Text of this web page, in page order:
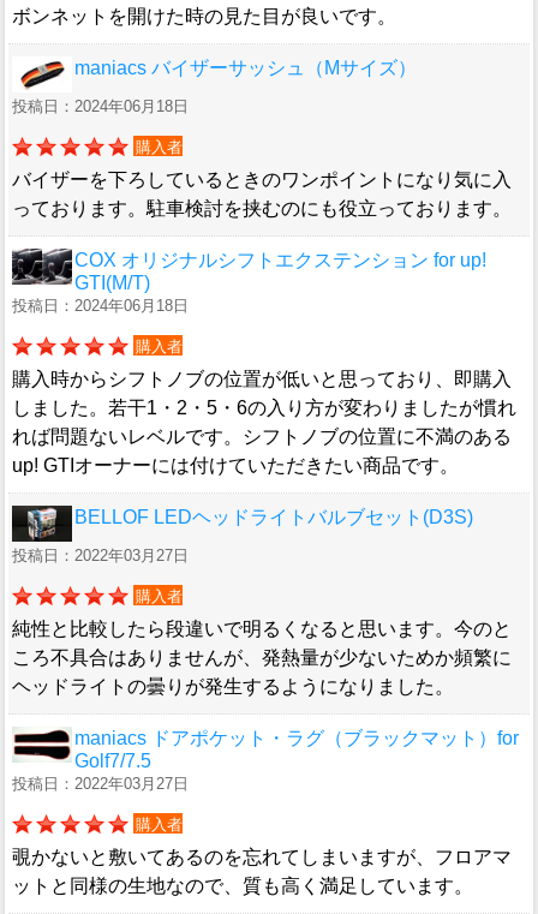
ボンネットを開けた時の見た目が良いです。
maniacs バイザーサッシュ（Mサイズ）
投稿日：2024年06月18日
購入者
バイザーを下ろしているときのワンポイントになり気に入
っております。駐車検討を挟むのにも役立っております。
COX オリジナルシフトエクステンション for up!
GTI(M/T)
投稿日：2024年06月18日
購入者
購入時からシフトノブの位置が低いと思っており、即購入
しました。若干1・2・5・6の入り方が変わりましたが慣れ
れば問題ないレベルです。シフトノブの位置に不満のある
up! GTIオーナーには付けていただきたい商品です。
BELLOF LEDヘッドライトバルブセット(D3S)
投稿日：2022年03月27日
購入者
純性と比較したら段違いで明るくなると思います。今のと
ころ不具合はありませんが、発熱量が少ないためか頻繁に
ヘッドライトの曇りが発生するようになりました。
maniacs ドアポケット・ラグ（ブラックマット）for
Golf7/7.5
投稿日：2022年03月27日
購入者
覗かないと敷いてあるのを忘れてしまいますが、フロアマ
ットと同様の生地なので、質も高く満足しています。